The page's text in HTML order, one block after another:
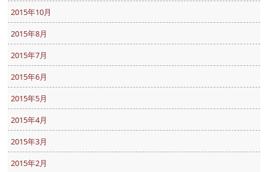
2015年10月
2015年8月
2015年7月
2015年6月
2015年5月
2015年4月
2015年3月
2015年2月